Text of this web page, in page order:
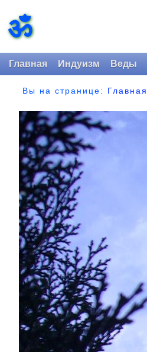
ॐ
Главная Индуизм Веды
Вы на странице: Главная